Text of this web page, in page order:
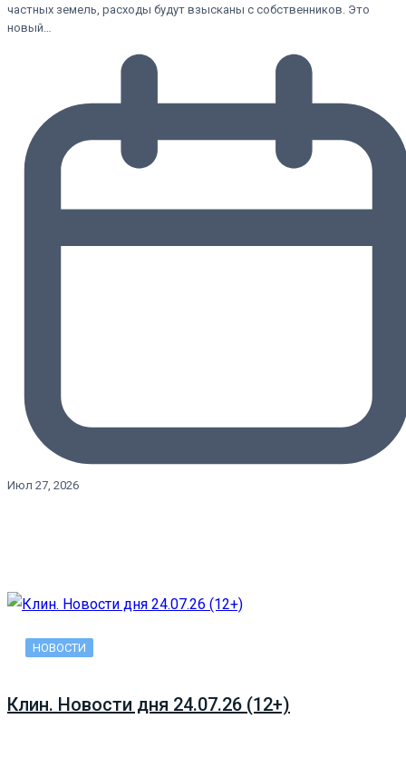
частных земель, расходы будут взысканы с собственников. Это
новый…
Июл 27, 2026
НОВОСТИ
Клин. Новости дня 24.07.26 (12+)